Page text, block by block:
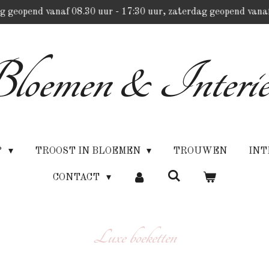
geopend vanaf 08.30 uur - 17:30 uur, zaterdag geopend
&
TROOST IN BLOEMEN TROUWEN
CONTACT
Luxe boeketten